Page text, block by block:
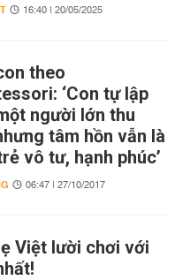
16:40 | 20/05/2025
theo
‘Con tự lập
người lớn thu
tâm hồn vẫn là
vô tư, hạnh phúc’
06:47 | 27/10/2017
Việt lười chơi với